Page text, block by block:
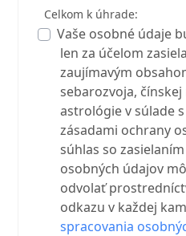
Celkom k úhrade:
Vaše osobné údaje
len za účelom
zaujímavým
sebarozvoja,
astrológie v súlade
zásadami ochrany
súhlas so
osobných údajov
odvolať
odkazu v každej
spracovania